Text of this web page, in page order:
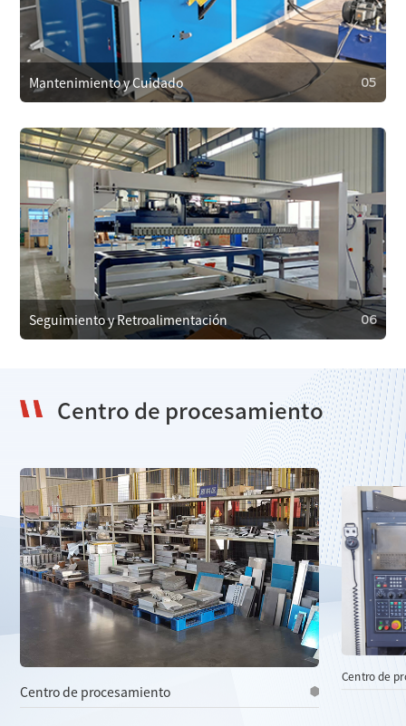
Los clientes pueden contactar con el soporte técnico en
cualquier momento por teléfono, correo electrónico o en
línea. Para problemas complejos, ofrecemos asistencia
remota o enviamos técnicos al sitio si es necesario.
Mantenimiento y Cuidado 05
05
Mantenimiento y Cuidado
Proporcionamos mantenimiento regular para garantizar
un funcionamiento eficiente y prevenir fallos. En caso de
falla, ofrecemos servicios de reparación de emergencia
para minimizar el tiempo de inactividad.
Seguimiento y Retroalimentación 06
06
Seguimiento y Retroalimentación
Realizamos un seguimiento regular con los clientes para
obtener retroalimentación y resolver problemas,
utilizándola para mejorar nuestros productos y servicios.
Centro de procesamiento
Centro de procesamiento
Centro de